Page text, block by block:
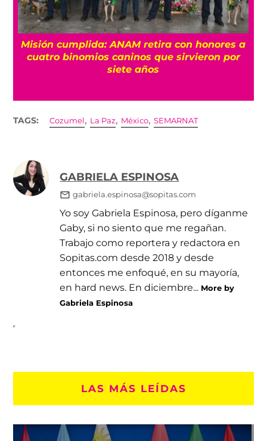
Misión cumplida: ANAM retira con honores a
cuatro binomios caninos que sirvieron por
siete años
TAGS: Cozumel, La Paz, México,SEMARNAT
GABRIELA ESPINOSA
gabriela.espinosa@sopitas.com
Yo soy Gabriela Espinosa, pero díganme
Gaby, si no siento que me regañan.
Trabajo como reportera y redactora en
Sopitas.com desde 2018 y desde
entonces me enfoqué, en su mayoría,
en hard news. En diciembre... More by
Gabriela Espinosa
LAS MÁS LEÍDAS